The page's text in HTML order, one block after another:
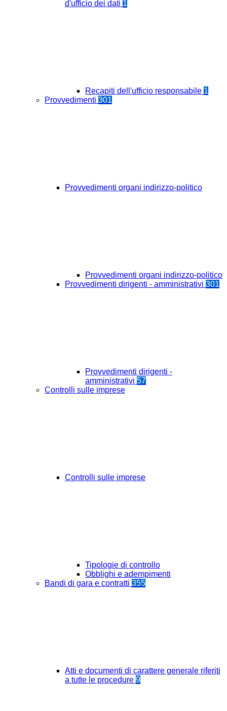
d'ufficio dei dati 1
Recapiti dell'ufficio responsabile 1
Provvedimenti 301
Provvedimenti organi indirizzo-politico
Provvedimenti organi indirizzo-politico
Provvedimenti dirigenti - amministrativi 301
Provvedimenti dirigenti -
amministrativi 57
Controlli sulle imprese
Controlli sulle imprese
Tipologie di controllo
Obblighi e adempimenti
Bandi di gara e contratti 355
Atti e documenti di carattere generale riferiti
a tutte le procedure 9